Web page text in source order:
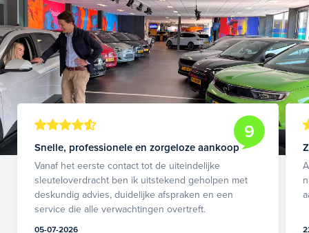
9
Snelle, professionele en zorgeloze aankoop
Vanaf het eerste contact tot de uiteindelijke
sleuteloverdracht ben ik uitstekend geholpen met
deskundig advies, duidelijke afspraken en een
service die alle verwachtingen overtreft.
05-07-2026